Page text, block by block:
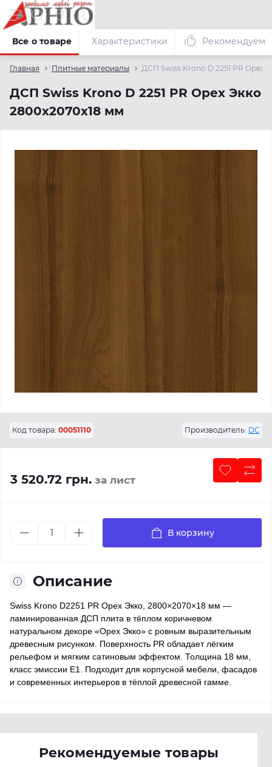
Главная Плитные материалы ДСП Swiss Krono D 2251 PR Орех
ДСП Swiss Krono D 2251 PR Орех Экко
2800х2070х18 мм
Все о товаре Характеристики Рекомендуем
Код товара: 00051110 Производитель: DC
3 520.72 грн. за лист
В корзину
Описание
Swiss Krono D2251 PR Орех Экко, 2800×2070×18 мм —
ламинированная ДСП плита в тёплом коричневом
натуральном декоре «Орех Экко» с ровным выразительным
древесным рисунком. Поверхность PR обладает лёгким
рельефом и мягким сатиновым эффектом. Толщина 18 мм,
класс эмиссии E1. Подходит для корпусной мебели, фасадов
и современных интерьеров в тёплой древесной гамме.
Рекомендуемые товары